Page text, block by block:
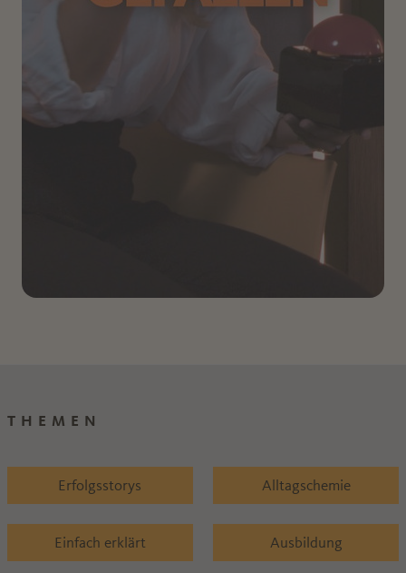
THEMEN
Erfolgsstorys Alltagschemie
Einfach erklärt Ausbildung